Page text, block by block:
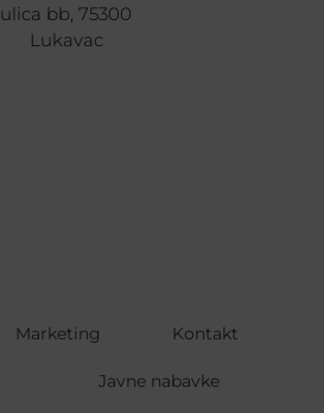
ulica bb, 75300
Lukavac
Marketing Kontakt
Javne nabavke